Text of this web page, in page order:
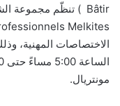
مونتريال.